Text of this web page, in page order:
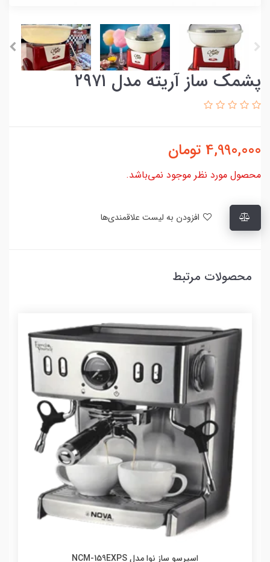
پشمک ساز آریته مدل ۲۹۷۱
4,990,000 تومان
محصول مورد نظر موجود نمی‌باشد.
محصولات مرتبط
اسپرسو ساز نوا مدل NCM-159EXPS